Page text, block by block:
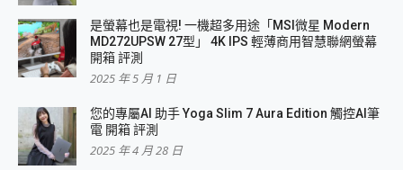
是螢幕也是電視! 一機超多用途「MSI微星 Modern
MD272UPSW 27型」 4K IPS 輕薄商用智慧聯網螢幕
開箱 評測
2025 年 5 月 1 日
您的專屬AI 助手 Yoga Slim 7 Aura Edition 觸控AI筆
電 開箱 評測
2025 年 4 月 28 日